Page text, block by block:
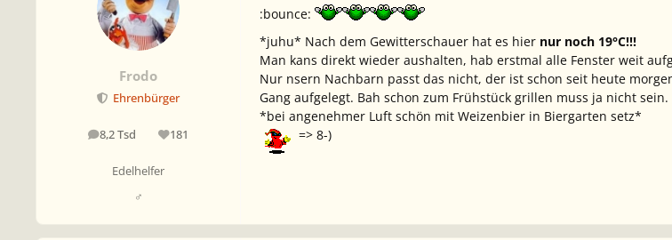
Frodo
Ehrenbürger
8,2 Tsd
Beiträge 181
Reputation
Edelhelfer
♂
:bounce:
*juhu* Nach dem Gewitterschauer hat es hier nur noch 19°C!!!
Man kans direkt wieder aushalten, hab erstmal alle Fenster weit
Nur nsern Nachbarn passt das nicht, der ist schon seit heute
Gang aufgelegt. Bah schon zum Frühstück grillen muss ja nicht sein.
*bei angenehmer Luft schön mit Weizenbier in Biergarten setz*
=> 8-)